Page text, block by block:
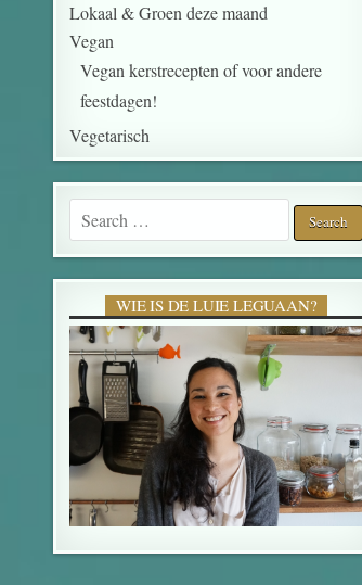
Lokaal & Groen deze maand
Vegan
Vegan kerstrecepten of voor andere
feestdagen!
Vegetarisch
Search for:
WIE IS DE LUIE LEGUAAN?